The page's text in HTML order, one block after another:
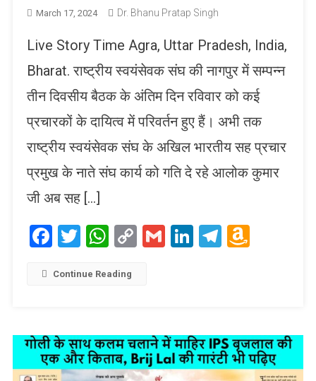
March 17, 2024 Dr. Bhanu Pratap Singh
Live Story Time Agra, Uttar Pradesh, India,
Bharat. राष्ट्रीय स्वयंसेवक संघ की नागपुर में सम्पन्न
तीन दिवसीय बैठक के अंतिम दिन रविवार को कई
प्रचारकों के दायित्व में परिवर्तन हुए हैं। अभी तक
राष्ट्रीय स्वयंसेवक संघ के अखिल भारतीय सह प्रचार
प्रमुख के नाते संघ कार्य को गति दे रहे आलोक कुमार
जी अब सह […]
Facebook
Twitter
WhatsApp
CopyGmailLinkedIn
Telegram
Continue Reading